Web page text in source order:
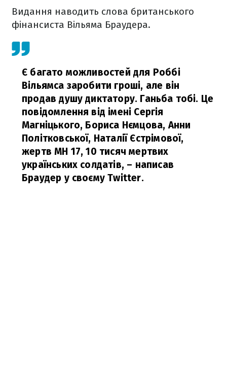
Видання наводить слова британського
фінансиста Вільяма Браудера.
Є багато можливостей для Роббі
Вільямса заробити гроші, але він
продав душу диктатору. Ганьба тобі. Це
повідомлення від імені Сергія
Магніцького, Бориса Нємцова, Анни
Політковської, Наталії Єстрімової,
жертв МН 17, 10 тисяч мертвих
українських солдатів, – написав
Браудер у своєму Twitter.